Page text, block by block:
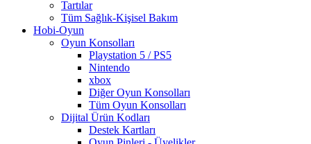
Tartılar
Tüm Sağlık-Kişisel Bakım
Hobi-Oyun
Oyun Konsolları
Playstation 5 / PS5
Nintendo
xbox
Diğer Oyun Konsolları
Tüm Oyun Konsolları
Dijital Ürün Kodları
Destek Kartları